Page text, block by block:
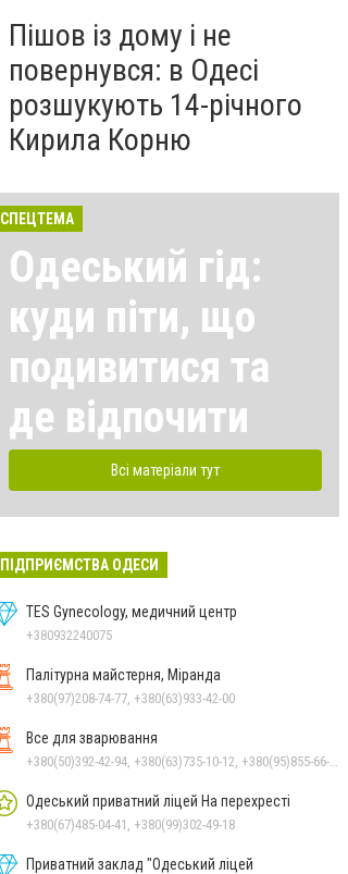
Пішов із дому і не
повернувся: в Одесі
розшукують 14-річного
Кирила Корню
СПЕЦТЕМА
Одеський гід:
куди піти, що
подивитися та
де відпочити
Всі матеріали тут
ПІДПРИЄМСТВА ОДЕСИ
TES Gynecology, медичний центр
+380932240075
Палітурна майстерня, Міранда
+380(97)208-74-77, +380(63)933-42-00
Все для зварювання
Одеський приватний ліцей На перехресті
+380(67)485-04-41, +380(99)302-49-18
Приватний заклад "Одеський ліцей